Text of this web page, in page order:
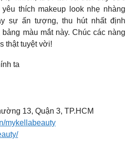
thích makeup look nhẹ nhàng
sự ấn tượng, thu hút nhất định
màu mắt này. Chúc các nàng
thật tuyệt vời!
ta
13, Quận 3, TP.HCM
mykellabeauty